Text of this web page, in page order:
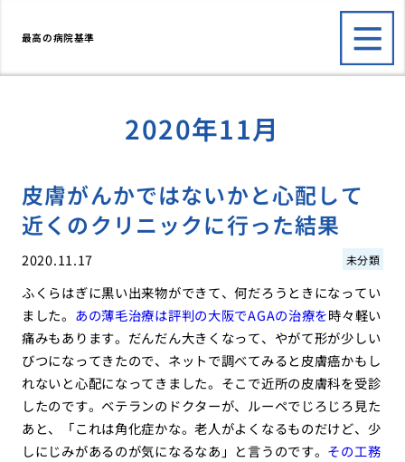
最高の病院基準
2020年11月
皮膚がんかではないかと心配して
近くのクリニックに行った結果
2020.11.17 未分類
ふくらはぎに黒い出来物ができて、何だろうときになってい
ました。 あの薄毛治療は評判の大阪でAGAの治療を時々軽い
痛みもあります。だんだん大きくなって、やがて形が少しい
びつになってきたので、ネットで調べてみると皮膚癌かもし
れないと心配になってきました。そこで近所の皮膚科を受診
したのです。ベテランのドクターが、ルーペでじろじろ見た
あと、「これは角化症かな。老人がよくなるものだけど、少
しにじみがあるのが気になるなあ」と言うのです。 その工務